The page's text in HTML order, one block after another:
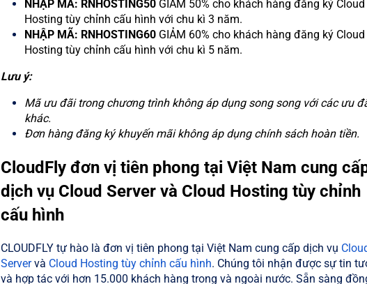
NHẬP MÃ: RNHOSTING50GIẢM 50% cho khách hàng đăng ký Cloud
Hosting tùy chỉnh cấu hình với chu kì 3 năm.
NHẬP MÃ: RNHOSTING60GIẢM 60% cho khách hàng đăng ký Cloud
Hosting tùy chỉnh cấu hình với chu kì 5 năm.
Lưu ý:
Mã ưu đãi trong chương trình không áp dụng song song với các ưu
khác.
Đơn hàng đăng ký khuyến mãi không áp dụng chính sách hoàn tiền.
CloudFly đơn vị tiên phong tại Việt Nam cung
dịch vụ Cloud Server và Cloud Hosting tùy chỉnh
cấu hình
CLOUDFLY tự hào là đơn vị tiên phong tại Việt Nam cung cấp dịch vụ
Servervà Cloud Hosting tùy chỉnh cấu hình. Chúng tôi nhận được sự tin
và hợp tác với hơn 15.000 khách hàng trong và ngoài nước. Sẵn sàng